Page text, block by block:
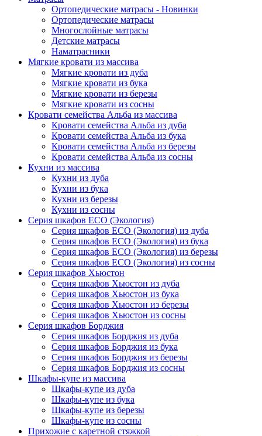
Ортопедические матрасы - Новинки
Ортопедические матрасы
Многослойные матрасы
Детские матрасы
Наматрасники
Мягкие кровати из массива
Мягкие кровати из дуба
Мягкие кровати из бука
Мягкие кровати из березы
Мягкие кровати из сосны
Кровати семейства Альба из массива
Кровати семейства Альба из дуба
Кровати семейства Альба из бука
Кровати семейства Альба из березы
Кровати семейства Альба из сосны
Кухни из массива
Кухни из дуба
Кухни из бука
Кухни из березы
Кухни из сосны
Серия шкафов ECO (Экология)
Серия шкафов ECO (Экология) из дуба
Серия шкафов ECO (Экология) из бука
Серия шкафов ECO (Экология) из березы
Серия шкафов ECO (Экология) из сосны
Серия шкафов Хьюстон
Серия шкафов Хьюстон из дуба
Серия шкафов Хьюстон из бука
Серия шкафов Хьюстон из березы
Серия шкафов Хьюстон из сосны
Серия шкафов Борджия
Серия шкафов Борджия из дуба
Серия шкафов Борджия из бука
Серия шкафов Борджия из березы
Серия шкафов Борджия из сосны
Шкафы-купе из массива
Шкафы-купе из дуба
Шкафы-купе из бука
Шкафы-купе из березы
Шкафы-купе из сосны
Прихожие с каретной стяжкой